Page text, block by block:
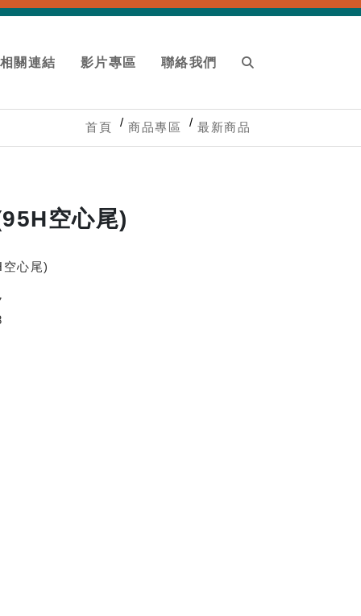
相關連結 影片專區 聯絡我們
首頁 商品專區 最新商品
空心尾)
心尾)